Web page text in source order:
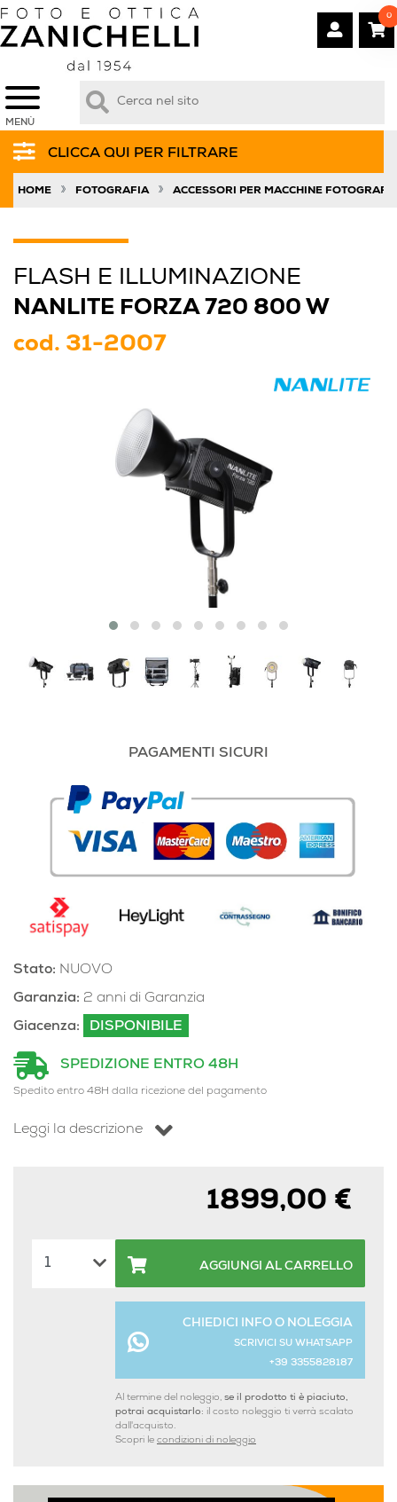
MENÙ
0
CLICCA QUI PER FILTRARE
HOME » FOTOGRAFIA » ACCESSORI PER MACCHINE
FLASH E ILLUMINAZIONE
NANLITE FORZA 720 800 W
cod. 31-2007
PAGAMENTI SICURI
Stato: NUOVO
Garanzia: 2 anni di Garanzia
Giacenza:
DISPONIBILE
SPEDIZIONE ENTRO 48H
Spedito entro 48H dalla ricezione del pagamento
Leggi la descrizione
1899,00 €
AGGIUNGI AL CARRELLO
CHIEDICI INFO O NOLEGGIA
SCRIVICI SU WHATSAPP
+39 3355828187
Al termine del noleggio, se il prodotto ti è piaciuto,
potrai acquistarlo: il costo noleggio ti verrà scalato
dall'acquisto.
Scopri le condizioni di noleggio